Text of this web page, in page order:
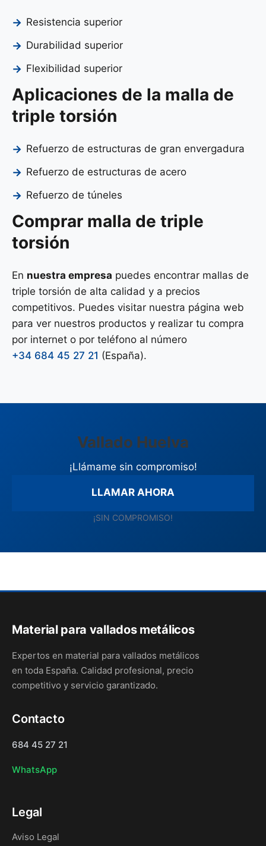
Resistencia superior
Durabilidad superior
Flexibilidad superior
Aplicaciones de la malla de
triple torsión
Refuerzo de estructuras de gran envergadura
Refuerzo de estructuras de acero
Refuerzo de túneles
Comprar malla de triple
torsión
En nuestra empresa puedes encontrar mallas de
triple torsión de alta calidad y a precios
competitivos. Puedes visitar nuestra página web
para ver nuestros productos y realizar tu compra
por internet o por teléfono al número
+34 684 45 27 21 (España).
Vallado Huelva
¡Llámame sin compromiso!
LLAMAR AHORA
¡SIN COMPROMISO!
Material para vallados metálicos
Expertos en material para vallados metálicos
en toda España. Calidad profesional, precio
competitivo y servicio garantizado.
Contacto
684 45 27 21
WhatsApp
Legal
Aviso Legal